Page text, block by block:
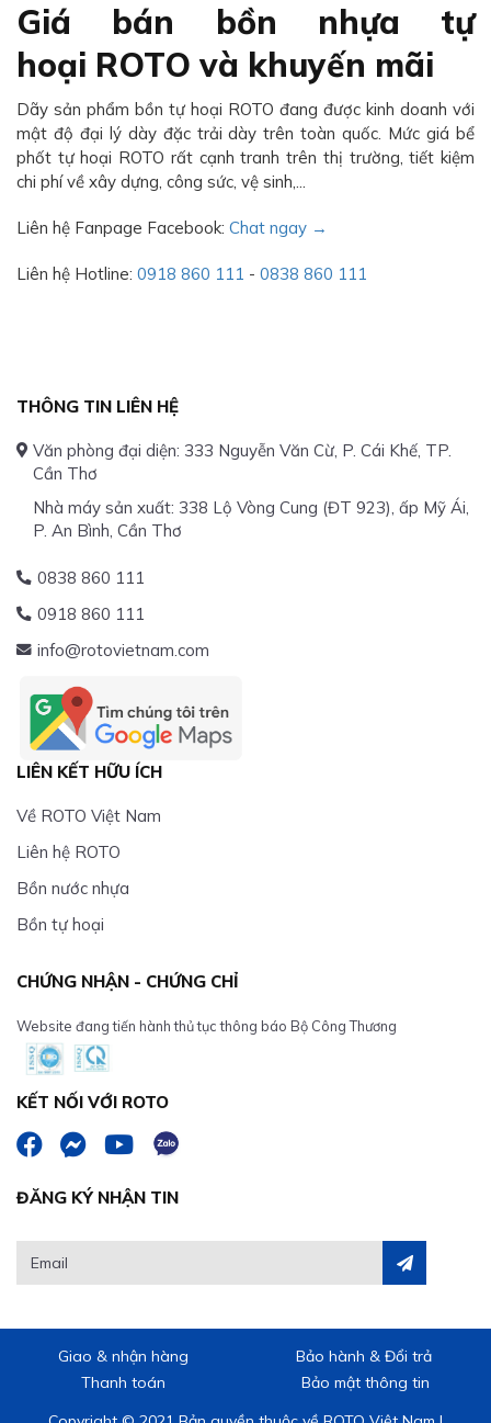
Giá bán bồn nhựa tự
hoại ROTO và khuyến mãi
Dãy sản phẩm bồn tự hoại ROTO đang được kinh doanh với
mật độ đại lý dày đặc trải dày trên toàn quốc. Mức giá bể
phốt tự hoại ROTO rất cạnh tranh trên thị trường, tiết kiệm
chi phí về xây dựng, công sức, vệ sinh,...
Liên hệ Fanpage Facebook: Chat ngay →
Liên hệ Hotline: 0918 860 111 - 0838 860 111
THÔNG TIN LIÊN HỆ
Văn phòng đại diện: 333 Nguyễn Văn Cừ, P. Cái Khế, TP.
Cần Thơ
Nhà máy sản xuất: 338 Lộ Vòng Cung (ĐT 923), ấp Mỹ Ái,
P. An Bình, Cần Thơ
0838 860 111
0918 860 111
info@rotovietnam.com
LIÊN KẾT HỮU ÍCH
Về ROTO Việt Nam
Liên hệ ROTO
Bồn nước nhựa
Bồn tự hoại
CHỨNG NHẬN - CHỨNG CHỈ
Website đang tiến hành thủ tục thông báo Bộ Công Thương
KẾT NỐI VỚI ROTO
ĐĂNG KÝ NHẬN TIN
Giao & nhận hàng
Bảo hành & Đổi trả
Thanh toán
Bảo mật thông tin